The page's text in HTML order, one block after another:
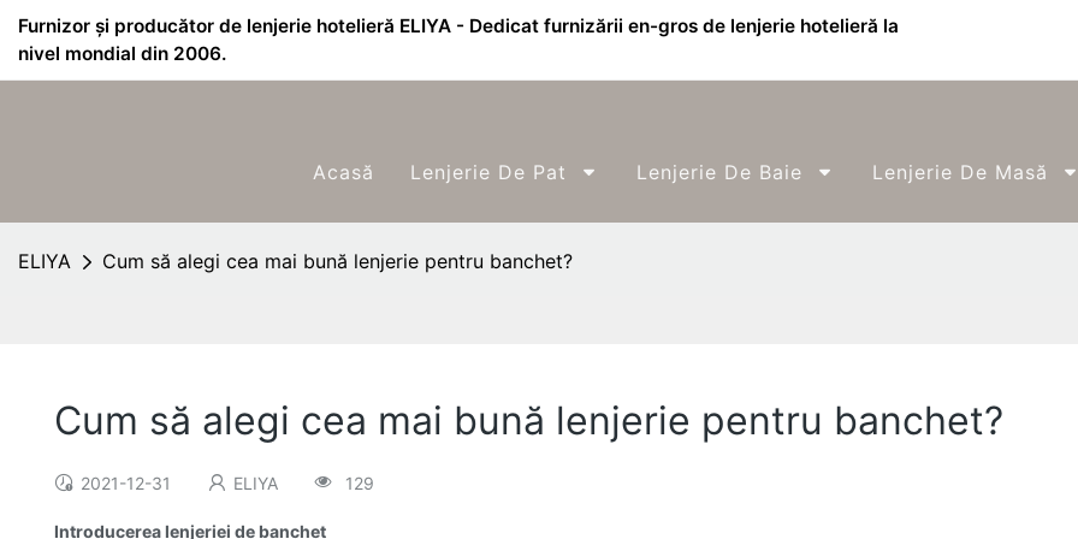
Furnizor și producător de lenjerie hotelieră ELIYA - Dedicat furnizării en-gros de lenjerie hotelieră la
nivel mondial din 2006.
Acasă Lenjerie De Pat Lenjerie De Baie Lenjerie De Masă
ELIYA Cum să alegi cea mai bună lenjerie pentru banchet?
Cum să alegi cea mai bună lenjerie pentru banchet?
2021-12-31 ELIYA 129
Introducerea lenjeriei de banchet